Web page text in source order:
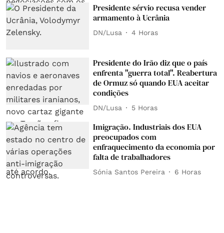
Presidente sérvio recusa vender
armamento à Ucrânia
DN/Lusa 4 Horas
Presidente do Irão diz que o país
enfrenta "guerra total". Reabertura
de Ormuz só quando EUA aceitar
condições
DN/Lusa 5 Horas
Imigração. Industriais dos EUA
preocupados com
enfraquecimento da economia por
falta de trabalhadores
Sónia Santos Pereira 6 Horas